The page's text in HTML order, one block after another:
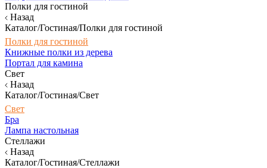
Полки для гостиной
Назад
Каталог/Гостиная/Полки для гостиной
Полки для гостиной
Книжные полки из дерева
Портал для камина
Свет
Назад
Каталог/Гостиная/Свет
Свет
Бра
Лампа настольная
Стеллажи
Назад
Каталог/Гостиная/Стеллажи